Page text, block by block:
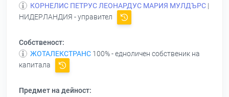
КОРНЕЛИС ПЕТРУС ЛЕОНАРДУС МАРИЯ МУЛДЪРС |
НИДЕРЛАНДИЯ - управител
Собственост:
ЖОТАЛЕКСТРАНС 100% - едноличен собственик на
капитала
Предмет на дейност: